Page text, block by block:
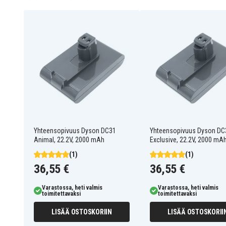
Akku on yhteensopiva seuraavien mallien kanssa:
Dyson DC31
Dyson DC31 Animal
Dyson DC35
Dyson DC35 Exclusive
Dyson DC44 Animal
Dyson DC44 Animal
Fuchsia
Dyson DC44 Exclusive
Yhteensopivuus Dyson DC31
Animal, 22.2V, 2000 mAh
(1)
36,55 €
Varastossa, heti valmis
toimitettavaksi
LISÄÄ OSTOSKORIIN
Yhteensopivuus Dyson
Exclusive, 22.2V, 2000 mAh
(1)
36,55 €
Varastossa, heti valmis
toimitettavaksi
LISÄÄ OSTOSKORIIN